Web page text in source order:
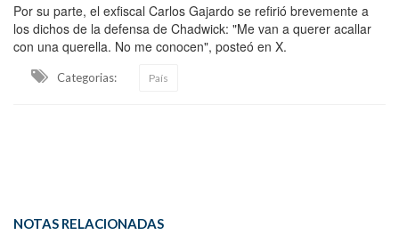
Por su parte, el exfiscal Carlos Gajardo se refirió brevemente a
los dichos de la defensa de Chadwick: "Me van a querer acallar
con una querella. No me conocen", posteó en X.
Categorias: País
NOTAS RELACIONADAS